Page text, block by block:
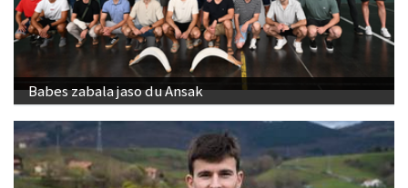
Babes zabala jaso du Ansak